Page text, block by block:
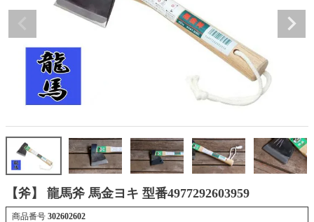
【斧】 龍馬斧 馬金ヨキ 型番4977292603959
商品番号 302602602